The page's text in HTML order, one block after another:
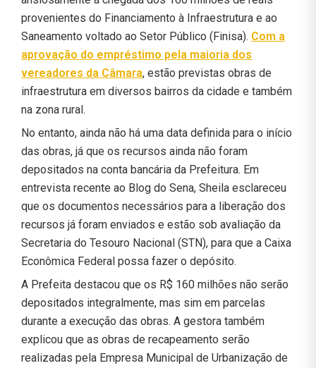
provenientes do Financiamento à Infraestrutura e ao
Saneamento voltado ao Setor Público (Finisa). Com a
aprovação do empréstimo pela maioria dos
vereadores da Câmara, estão previstas obras de
infraestrutura em diversos bairros da cidade e também
na zona rural.
No entanto, ainda não há uma data definida para o início
das obras, já que os recursos ainda não foram
depositados na conta bancária da Prefeitura. Em
entrevista recente ao Blog do Sena, Sheila esclareceu
que os documentos necessários para a liberação dos
recursos já foram enviados e estão sob avaliação da
Secretaria do Tesouro Nacional (STN), para que a Caixa
Econômica Federal possa fazer o depósito.
A Prefeita destacou que os R$ 160 milhões não serão
depositados integralmente, mas sim em parcelas
durante a execução das obras. A gestora também
explicou que as obras de recapeamento serão
realizadas pela Empresa Municipal de Urbanização de